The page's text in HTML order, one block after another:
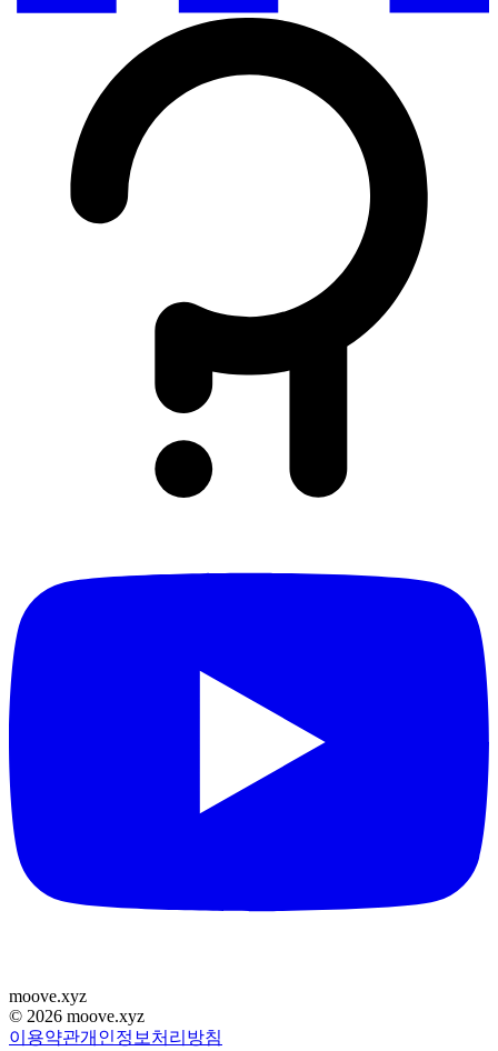
moove.xyz
© 2026 moove.xyz
이용약관개인정보처리방침